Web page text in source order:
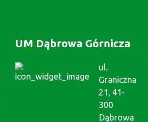
UM Dąbrowa Górnicza
ul.
Graniczna
21, 41-
300
Dąbrowa